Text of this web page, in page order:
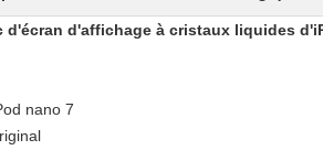
d'écran d'affichage à cristaux liquides
nano 7